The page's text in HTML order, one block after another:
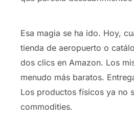
Esa magia se ha ido. Hoy,
tienda de aeropuerto o
dos clics en Amazon. Los
menudo más baratos.
Los productos físicos ya no
commodities.